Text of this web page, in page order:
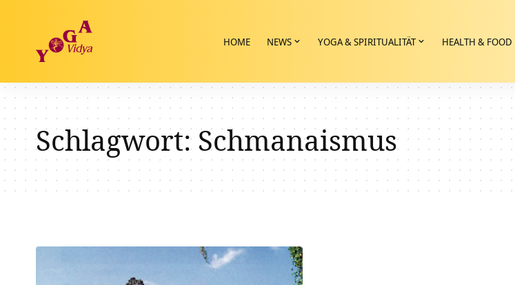
HOME NEWS YOGA & SPIRITUALITÄT HEALTH & FOOD
Schlagwort: Schmanaismus